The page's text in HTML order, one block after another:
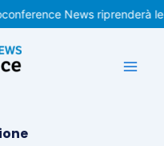
News riprenderà le